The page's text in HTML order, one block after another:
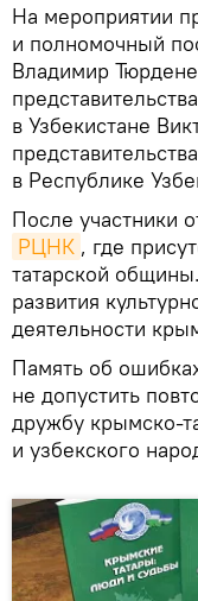
На мероприятии
и полномочный
Владимир
в Узбекистане
в Республике
После участники
РЦНК , где
татарской
развития
деятельности
Память об
не допустить
дружбу крымско-
и узбекского